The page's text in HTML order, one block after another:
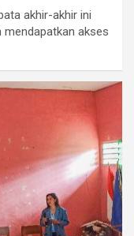
akhir-akhir ini
akses